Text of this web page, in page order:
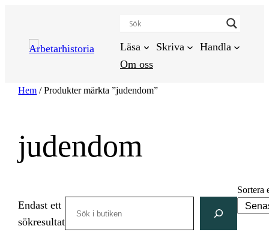
innehåll
Läsa Skriva
Handla
Om oss
Hem / Produkter märkta ”judendom”
judendom
Endast ett
sökresultat
Sortera